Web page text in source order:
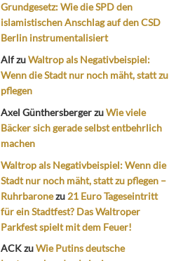
Grundgesetz: Wie die SPD den
islamistischen Anschlag auf den CSD
Berlin instrumentalisiert
AlfzuWaltrop als Negativbeispiel:
Wenn die Stadt nur noch mäht, statt zu
pflegen
Axel GünthersbergerzuWie viele
Bäcker sich gerade selbst entbehrlich
machen
Waltrop als Negativbeispiel: Wenn die
Stadt nur noch mäht, statt zu pflegen –
Ruhrbaronezu 21 Euro Tageseintritt
für ein Stadtfest? Das Waltroper
Parkfest spielt mit dem Feuer!
ACKzuWie Putins deutsche